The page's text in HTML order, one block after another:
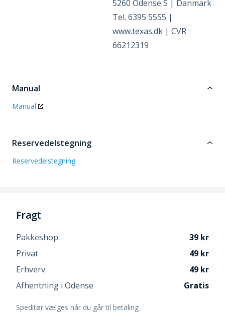
5260 Odense S | Danmark
Tel. 6395 5555 |
www.texas.dk | CVR
66212319
Manual
Manual
Reservedelstegning
Reservedelstegning
Fragt
Pakkeshop
39
Privat
49
Erhverv
49
Afhentning i Odense
Gratis
Speditør vælges når du går til betaling